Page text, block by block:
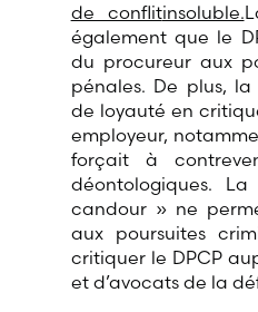
de conflitinsoluble.
également que le
du procureur aux
pénales. De plus,
de loyauté en
employeur,
forçait à
déontologiques.
candour » ne
aux poursuites
critiquer le DPCP
et d’avocats de la